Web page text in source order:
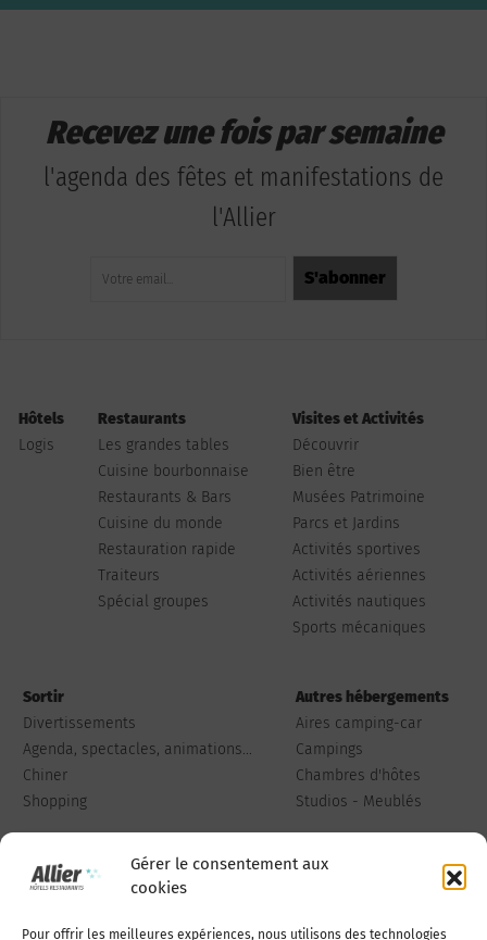
Gérer le consentement aux
cookies
Pour offrir les meilleures expériences, nous utilisons des technologies
Recevez une fois par semaine
l'agenda des fêtes et manifestations de
l'Allier
Hôtels
Logis
Restaurants
Les grandes tables
Cuisine bourbonnaise
Restaurants & Bars
Cuisine du monde
Restauration rapide
Traiteurs
Spécial groupes
Visites et Activités
Découvrir
Bien être
Musées Patrimoine
Parcs et Jardins
Activités sportives
Activités aériennes
Activités nautiques
Sports mécaniques
Sortir
Divertissements
Agenda, spectacles, animations...
Chiner
Shopping
Autres hébergements
Aires camping-car
Campings
Chambres d'hôtes
Studios - Meublés